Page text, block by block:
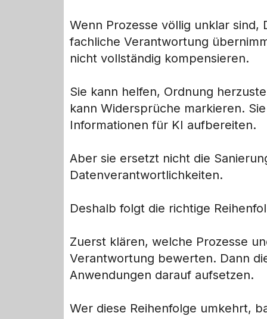
Wenn Prozesse völlig unklar
fachliche Verantwortung
nicht vollständig kompensieren.
Sie kann helfen, Ordnung
kann Widersprüche markieren.
Informationen für KI aufbereiten.
Aber sie ersetzt nicht die
Datenverantwortlichkeiten.
Deshalb folgt die richtige
Zuerst klären, welche Prozesse
Verantwortung bewerten. Dann
Anwendungen darauf aufsetzen.
Wer diese Reihenfolge umkehrt,